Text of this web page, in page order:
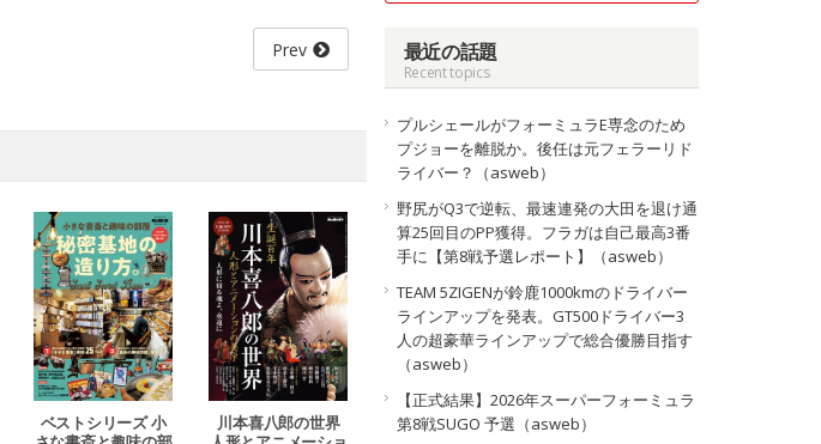
Prev
ベストシリーズ 小
川本喜八郎の世界
最近の話題
Recent topics
プルシェールがフォーミュラE専念のため
プジョーを離脱か。後任は元フェラーリド
ライバー？（asweb）
野尻がQ3で逆転、最速連発の大田を退け通
算25回目のPP獲得。フラガは自己最高3番
手に【第8戦予選レポート】（asweb）
TEAM 5ZIGENが鈴鹿1000kmのドライバー
ラインアップを発表。GT500ドライバー3
人の超豪華ラインアップで総合優勝目指す
（asweb）
【正式結果】2026年スーパーフォーミュラ
第8戦SUGO 予選（asweb）